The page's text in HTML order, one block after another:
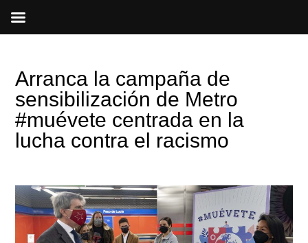
Arranca la campaña de
sensibilización de Metro
#muévete centrada en la
lucha contra el racismo